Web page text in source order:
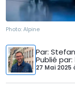
Photo:Alpine
Par:
Publié par:
27 Mai 2025